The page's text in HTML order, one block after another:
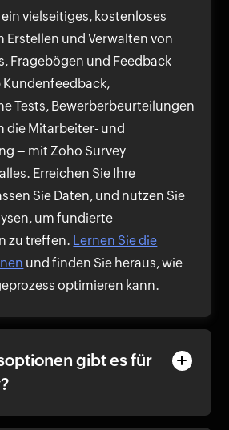
vielseitiges, kostenloses
Erstellen und Verwalten von
Fragebögen und Feedback-
Kundenfeedback,
Tests, Bewerberbeurteilungen
die Mitarbeiter- und
– mit Zoho Survey
Erreichen Sie Ihre
Sie Daten, und nutzen Sie
um fundierte
zu treffen. Lernen Sie die
und finden Sie heraus, wie
optimieren kann.
gibt es für